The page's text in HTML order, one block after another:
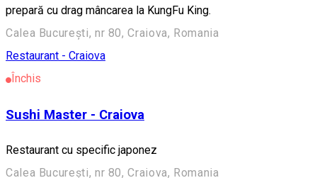
prepară cu drag mâncarea la KungFu King.
Calea București, nr 80, Craiova, Romania
Restaurant - Craiova
Închis
Sushi Master - Craiova
Restaurant cu specific japonez
Calea București, nr 80, Craiova, Romania